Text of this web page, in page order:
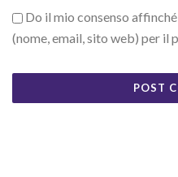
Do il mio consenso
(nome, email, sito web) per il